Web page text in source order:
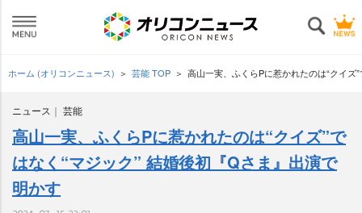
ホーム (オリコンニュース) 芸能 TOP 高山一実、ふくらPに惹かれたのは“クイズ
ニュース 芸能
高山一実、ふくらPに惹かれたのは“クイズ”で
はなく“マジック” 結婚後初『Qさま』出演で
明かす